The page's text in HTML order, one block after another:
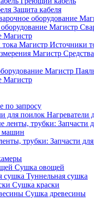
Защита кабеля
оборудование
Магистр
Источники
Магистр
по запросу
Нагреватели
трубки: Запчасти
Сушка овощей
Туннельная сушка
Сушка краски
Сушка древесины